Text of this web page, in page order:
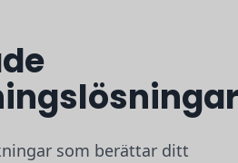
som berättar ditt